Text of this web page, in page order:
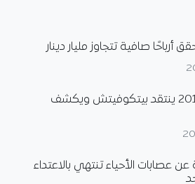
أرباحًا صافية تتجاوز مليار دينار
بطل إفريقيا 2019 ينتقد بيتكوفيتش ويكشف
عن عصابات الأحياء تنتهي بالاعتداء